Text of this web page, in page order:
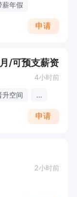
薪年假
申请
/可预支薪资
4小时前
升空间 ...
申请
2小时前